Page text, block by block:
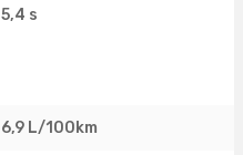
5,4 s
6,9 L/100km